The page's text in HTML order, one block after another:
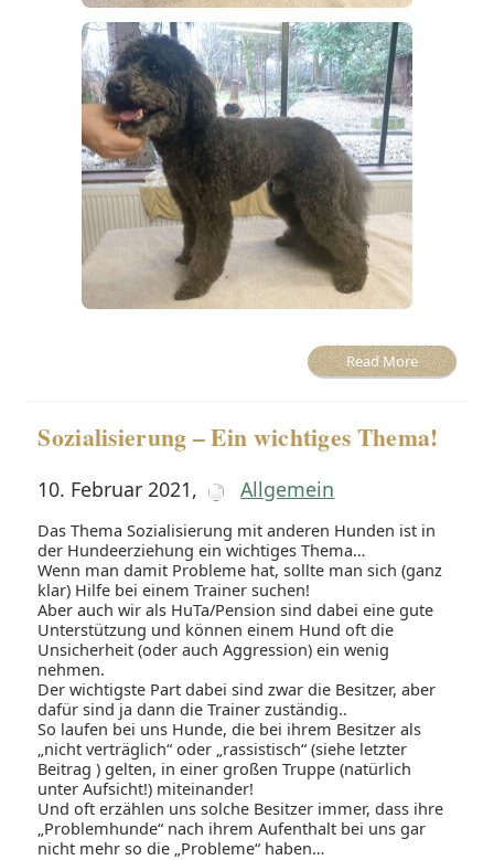
Read More
Sozialisierung – Ein wichtiges Thema!
10. Februar 2021, Allgemein
Das Thema Sozialisierung mit anderen Hunden ist in
der Hundeerziehung ein wichtiges Thema…
Wenn man damit Probleme hat, sollte man sich (ganz
klar) Hilfe bei einem Trainer suchen!
Aber auch wir als HuTa/Pension sind dabei eine gute
Unterstützung und können einem Hund oft die
Unsicherheit (oder auch Aggression) ein wenig
nehmen.
Der wichtigste Part dabei sind zwar die Besitzer, aber
dafür sind ja dann die Trainer zuständig..
So laufen bei uns Hunde, die bei ihrem Besitzer als
„nicht verträglich“ oder „rassistisch“ (siehe letzter
Beitrag ) gelten, in einer großen Truppe (natürlich
unter Aufsicht!) miteinander!
Und oft erzählen uns solche Besitzer immer, dass ihre
„Problemhunde“ nach ihrem Aufenthalt bei uns gar
nicht mehr so die „Probleme“ haben…